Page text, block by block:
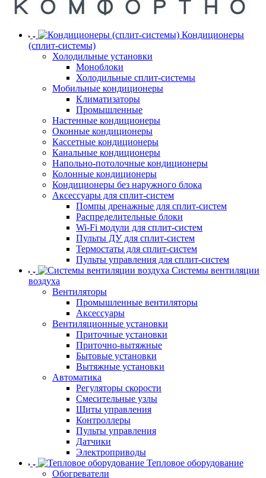
Кондиционеры
(сплит-системы)
Холодильные установки
Моноблоки
Холодильные сплит-системы
Мобильные кондиционеры
Климатизаторы
Промышленные
Настенные кондиционеры
Оконные кондиционеры
Кассетные кондиционеры
Канальные кондиционеры
Напольно-потолочные кондиционеры
Колонные кондиционеры
Кондиционеры без наружного блока
Аксессуары для сплит-систем
Помпы дренажные для сплит-систем
Распределительные блоки
Wi-Fi модули для сплит-систем
Пульты ДУ для сплит-систем
Термостаты для сплит-систем
Пульты управления для сплит-систем
Системы вентиляции
воздуха
Вентиляторы
Промышленные вентиляторы
Аксессуары
Вентиляционные установки
Приточные установки
Приточно-вытяжные
Бытовые установки
Вытяжные установки
Автоматика
Регуляторы скорости
Смесительные узлы
Щиты управления
Контроллеры
Пульты управления
Датчики
Электроприводы
Тепловое оборудование
Обогреватели